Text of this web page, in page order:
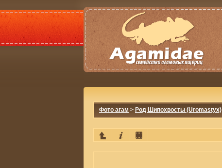
Фото агам > Род Шипохвосты (Uromastyx)